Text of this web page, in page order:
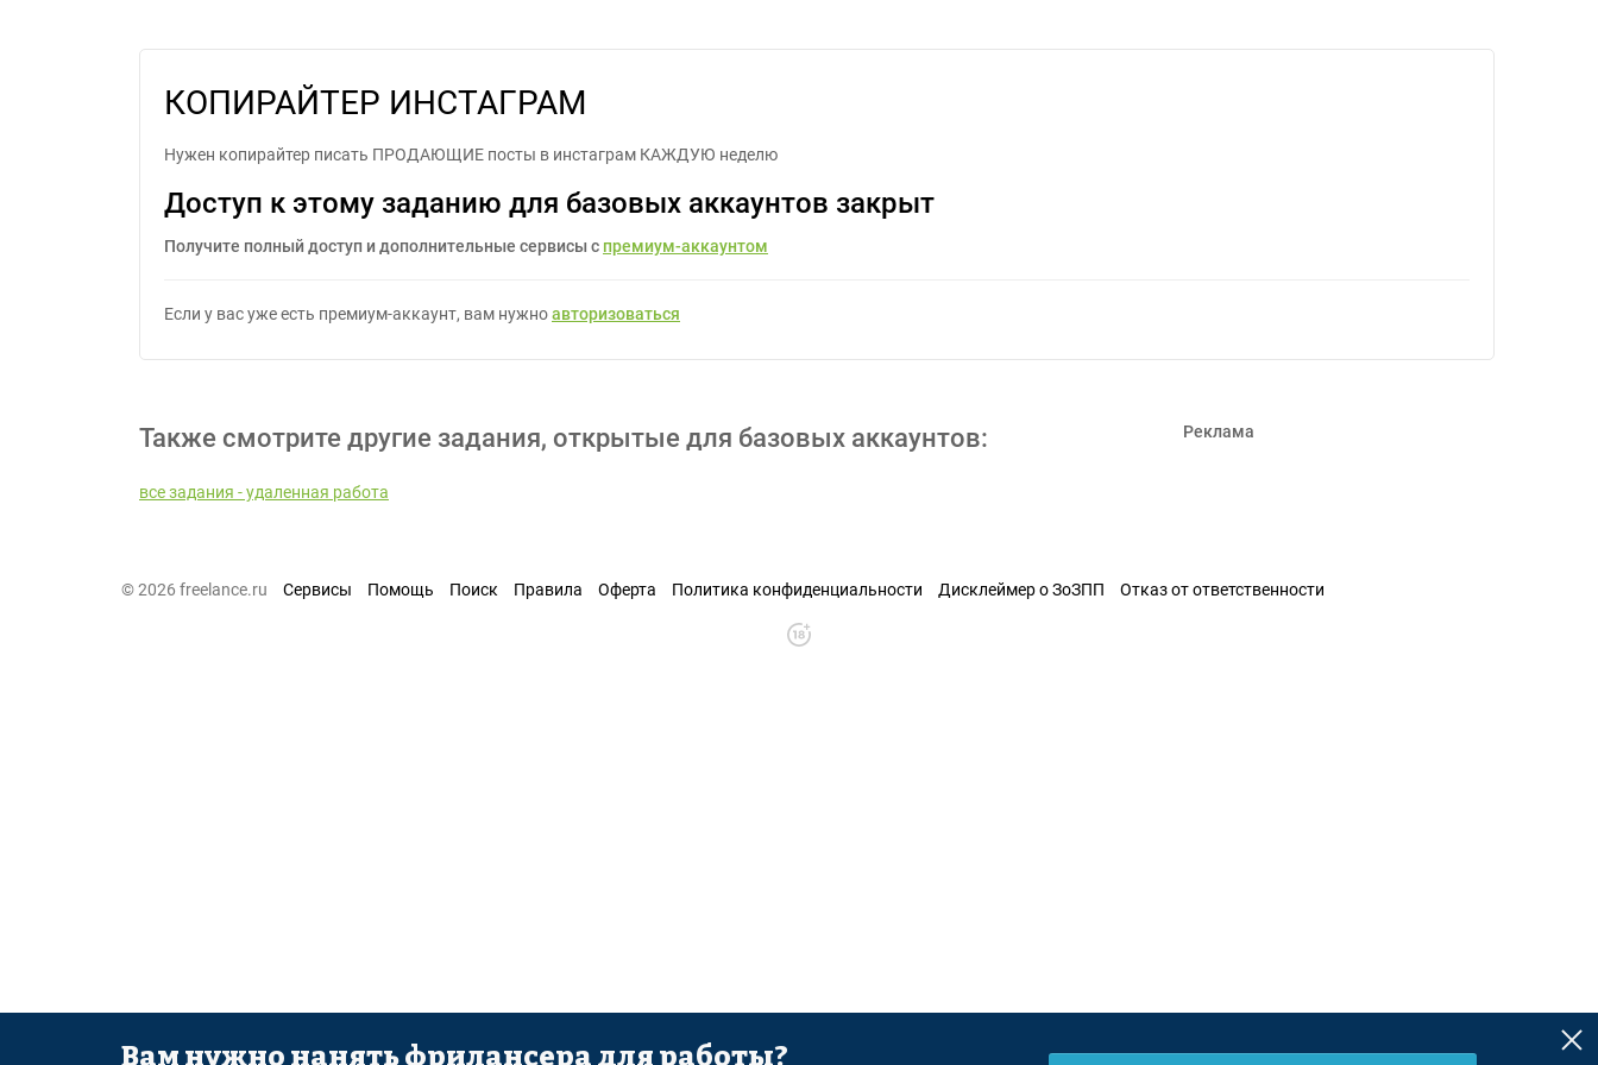
КОПИРАЙТЕР ИНСТАГРАМ
Нужен копирайтер писать ПРОДАЮЩИЕ посты в инстаграм КАЖДУЮ неделю
Доступ к этому заданию для базовых аккаунтов закрыт
Получите полный доступ и дополнительные сервисы с премиум-аккаунтом
Если у вас уже есть премиум-аккаунт, вам нужноавторизоваться
Также смотрите другие задания, открытые для базовых аккаунтов:
все задания - удаленная работа
Реклама
© 2026 freelance.ru Сервисы Помощь Поиск Правила Оферта Политика конфиденциальности Дисклеймер о ЗоЗПП Отказ от ответственности
Вам нужно нанять фрилансера для работы?